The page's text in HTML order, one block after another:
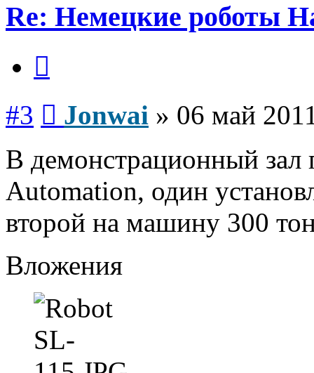
Re: Немецкие роботы
#3 Jonwai » 06 май
В демонстрационный зал
Automation, один
второй на машину 300
Вложения